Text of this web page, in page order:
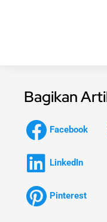
Bagikan
Facebook
LinkedIn
Pinterest